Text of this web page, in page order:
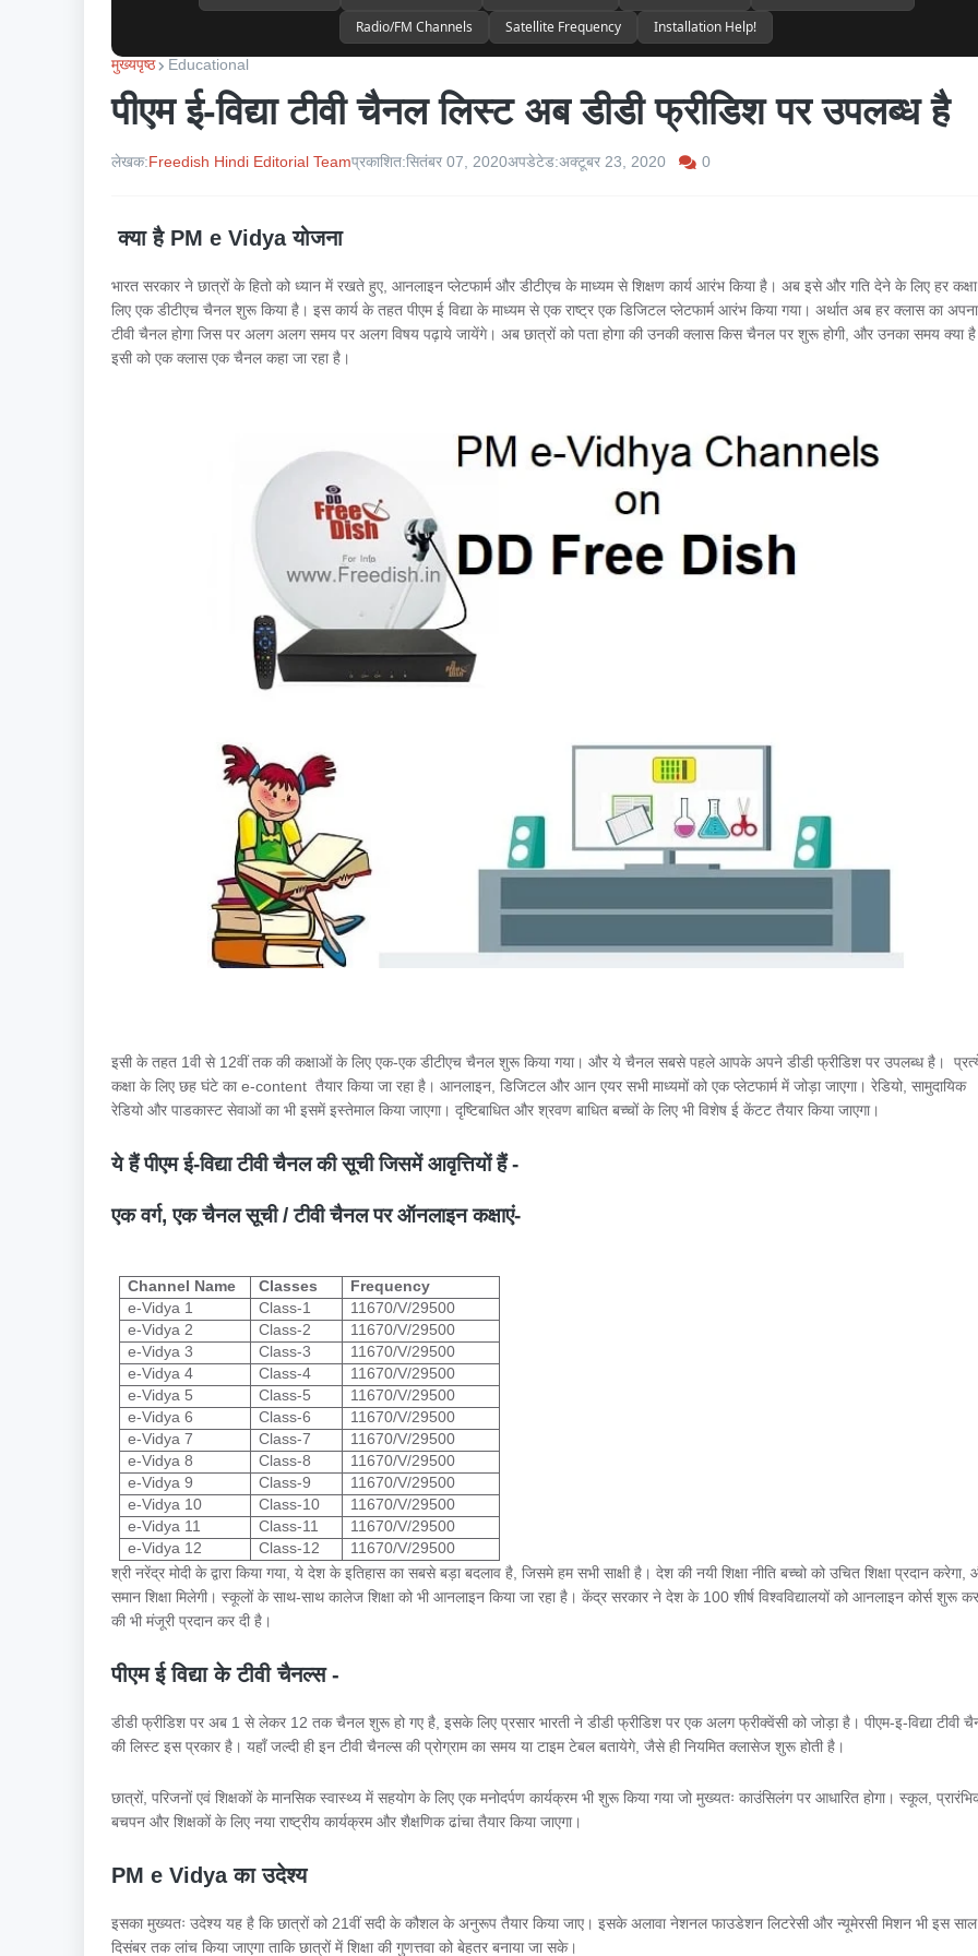
Radio/FM Channels
Satellite Frequency Installation Help!
मुख्यपृष्ठ Educational
पीएम ई-विद्या टीवी चैनल लिस्ट अब डीडी फ्रीडिश पर उपलब्ध है
लेखक:Freedish Hindi Editorial Teamप्रकाशित:सितंबर 07, 2020अपडेटेड:अक्टूबर 23, 2020 0
क्या है PM e Vidya योजना
भारत सरकार ने छात्रों के हितो को ध्यान में रखते हुए, आनलाइन प्लेटफार्म और डीटीएच के माध्यम से शिक्षण कार्य आरंभ किया है। अब इसे और गति देने के लिए हर
लिए एक डीटीएच चैनल शुरू किया है। इस कार्य के तहत पीएम ई विद्या के माध्यम से एक राष्ट्र एक डिजिटल प्लेटफार्म आरंभ किया गया। अर्थात अब हर क्लास का अपना
टीवी चैनल होगा जिस पर अलग अलग समय पर अलग विषय पढ़ाये जायेंगे। अब छात्रों को पता होगा की उनकी क्लास किस चैनल पर शुरू होगी, और उनका समय क्या
इसी को एक क्लास एक चैनल कहा जा रहा है।
इसी के तहत 1वी से 12वीं तक की कक्षाओं के लिए एक-एक डीटीएच चैनल शुरू किया गया। और ये चैनल सबसे पहले आपके अपने डीडी फ्रीडिश पर उपलब्ध है।
कक्षा के लिए छह घंटे का e-content तैयार किया जा रहा है। आनलाइन, डिजिटल और आन एयर सभी माध्यमों को एक प्लेटफार्म में जोड़ा जाएगा। रेडियो, सामुदायिक
रेडियो और पाडकास्ट सेवाओं का भी इसमें इस्तेमाल किया जाएगा। दृष्टिबाधित और श्रवण बाधित बच्चों के लिए भी विशेष ई केंटट तैयार किया जाएगा।
ये हैं पीएम ई-विद्या टीवी चैनल की सूची जिसमें आवृत्तियों हैं -
एक वर्ग, एक चैनल सूची / टीवी चैनल पर ऑनलाइन कक्षाएं-
Channel Name Classes
Frequency
e-Vidya 1
Class-1
11670/V/29500
e-Vidya 2
Class-2
11670/V/29500
e-Vidya 3
Class-3
11670/V/29500
e-Vidya 4
Class-4
11670/V/29500
e-Vidya 5
Class-5
11670/V/29500
e-Vidya 6
Class-6
11670/V/29500
e-Vidya 7
Class-7
11670/V/29500
e-Vidya 8
Class-8
11670/V/29500
e-Vidya 9
Class-9
11670/V/29500
e-Vidya 10
Class-10
11670/V/29500
e-Vidya 11
Class-11
11670/V/29500
e-Vidya 12
Class-12
11670/V/29500
श्री नरेंद्र मोदी के द्वारा किया गया, ये देश के इतिहास का सबसे बड़ा बदलाव है, जिसमे हम सभी साक्षी है। देश की नयी शिक्षा नीति बच्चो को उचित शिक्षा प्रदान करेगा,
समान शिक्षा मिलेगी। स्कूलों के साथ-साथ कालेज शिक्षा को भी आनलाइन किया जा रहा है। केंद्र सरकार ने देश के 100 शीर्ष विश्वविद्यालयों को आनलाइन कोर्स शुरू
की भी मंजूरी प्रदान कर दी है।
पीएम ई विद्या के टीवी चैनल्स -
डीडी फ्रीडिश पर अब 1 से लेकर 12 तक चैनल शुरू हो गए है, इसके लिए प्रसार भारती ने डीडी फ्रीडिश पर एक अलग फ्रीक्वेंसी को जोड़ा है। पीएम-इ-विद्या टीवी
की लिस्ट इस प्रकार है। यहाँ जल्दी ही इन टीवी चैनल्स की प्रोग्राम का समय या टाइम टेबल बतायेगे, जैसे ही नियमित क्लासेज शुरू होती है।
छात्रों, परिजनों एवं शिक्षकों के मानसिक स्वास्थ्य में सहयोग के लिए एक मनोदर्पण कार्यक्रम भी शुरू किया गया जो मुख्यतः काउंसिलंग पर आधारित होगा। स्कूल,
बचपन और शिक्षकों के लिए नया राष्ट्रीय कार्यक्रम और शैक्षणिक ढांचा तैयार किया जाएगा।
PM e Vidya का उदेश्य
इसका मुख्यतः उदेश्य यह है कि छात्रों को 21वीं सदी के कौशल के अनुरूप तैयार किया जाए। इसके अलावा नेशनल फाउडेशन लिटरेसी और न्यूमेरसी मिशन भी इस साल
दिसंबर तक लांच किया जाएगा ताकि छात्रों में शिक्षा की गुणत्तवा को बेहतर बनाया जा सके।